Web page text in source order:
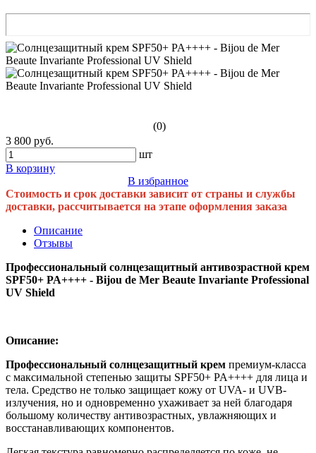
(0)
3 800 руб.
шт
В корзину
В избранное
Стоимость и срок доставки зависит от страны и службы
доставки, рассчитывается на этапе оформления заказа
Описание
Отзывы
Профессиональный солнцезащитный антивозрастной крем
SPF50+ PA++++ - Bijou de Mer Beaute Invariante Professional
UV Shield
Описание:
Профессиональный солнцезащитный крем премиум-класса
с максимальной степенью защиты SPF50+ PA++++ для лица и
тела. Средство не только защищает кожу от UVA- и UVB-
излучения, но и одновременно ухаживает за ней благодаря
большому количеству антивозрастных, увлажняющих и
восстанавливающих компонентов.